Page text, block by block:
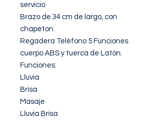
servicio
Brazo de 34 cm de largo, con
chapeton
Regadera Teléfono 5 Funciones
cuerpo ABS y tuerca de Latón.
Funciones:
Lluvia
Brisa
Masaje
Lluvia Brisa